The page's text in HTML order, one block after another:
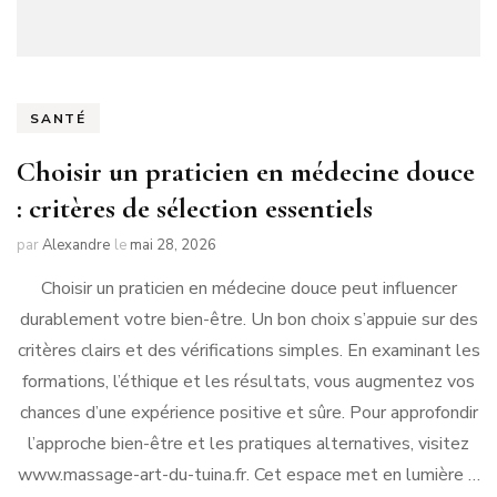
SANTÉ
Choisir un praticien en médecine douce
: critères de sélection essentiels
parAlexandre le mai 28, 2026
Choisir un praticien en médecine douce peut influencer
durablement votre bien-être. Un bon choix s’appuie sur des
critères clairs et des vérifications simples. En examinant les
formations, l’éthique et les résultats, vous augmentez vos
chances d’une expérience positive et sûre. Pour approfondir
l’approche bien-être et les pratiques alternatives, visitez
www.massage-art-du-tuina.fr. Cet espace met en lumière …